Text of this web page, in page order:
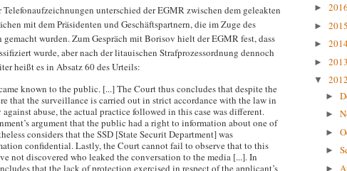
unterschied der EGMR zwischen dem geleakten
mit dem Präsidenten und Geschäftspartnern, die im Zuge des
wurden. Zum Gespräch mit Borisov hielt der EGMR fest, dass
wurde, aber nach der litauischen Strafprozessordnung dennoch
heißt es in Absatz 60 des Urteils:
known to the public. [...] The Court thus concludes that despite the
that the surveillance is carried out in strict accordance with the law in
against abuse, the actual practice followed in this case was different.
argument that the public had a right to information about one of
considers that the SSD [State Securit Department] was
confidential. Lastly, the Court cannot fail to observe that to this
not discovered who leaked the conversation to the media [...]. In
that the lack of protection exercised in respect of the applicant’s
► 2016
► 2015
►
► 2013
▼ 2012
►
►
►
►
►